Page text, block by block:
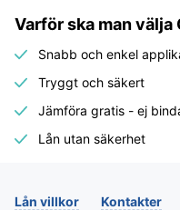
Varför ska man välja
Snabb och enkel
Tryggt och säkert
Jämföra gratis - ej
Lån utan säkerhet
Lån villkor Kontakter